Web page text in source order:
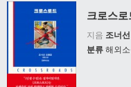
크로스로
지음 조너
분류 해외소